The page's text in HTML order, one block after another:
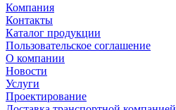
Компания
Контакты
Каталог продукции
Пользовательское соглашение
О компании
Новости
Услуги
Проектирование